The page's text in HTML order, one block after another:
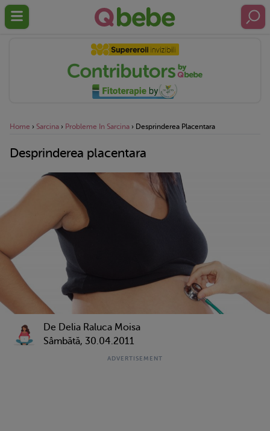
Home › Sarcina › Probleme In Sarcina › Desprinderea Placentara
Desprinderea placentara
De Delia Raluca Moisa
Sâmbătă, 30.04.2011